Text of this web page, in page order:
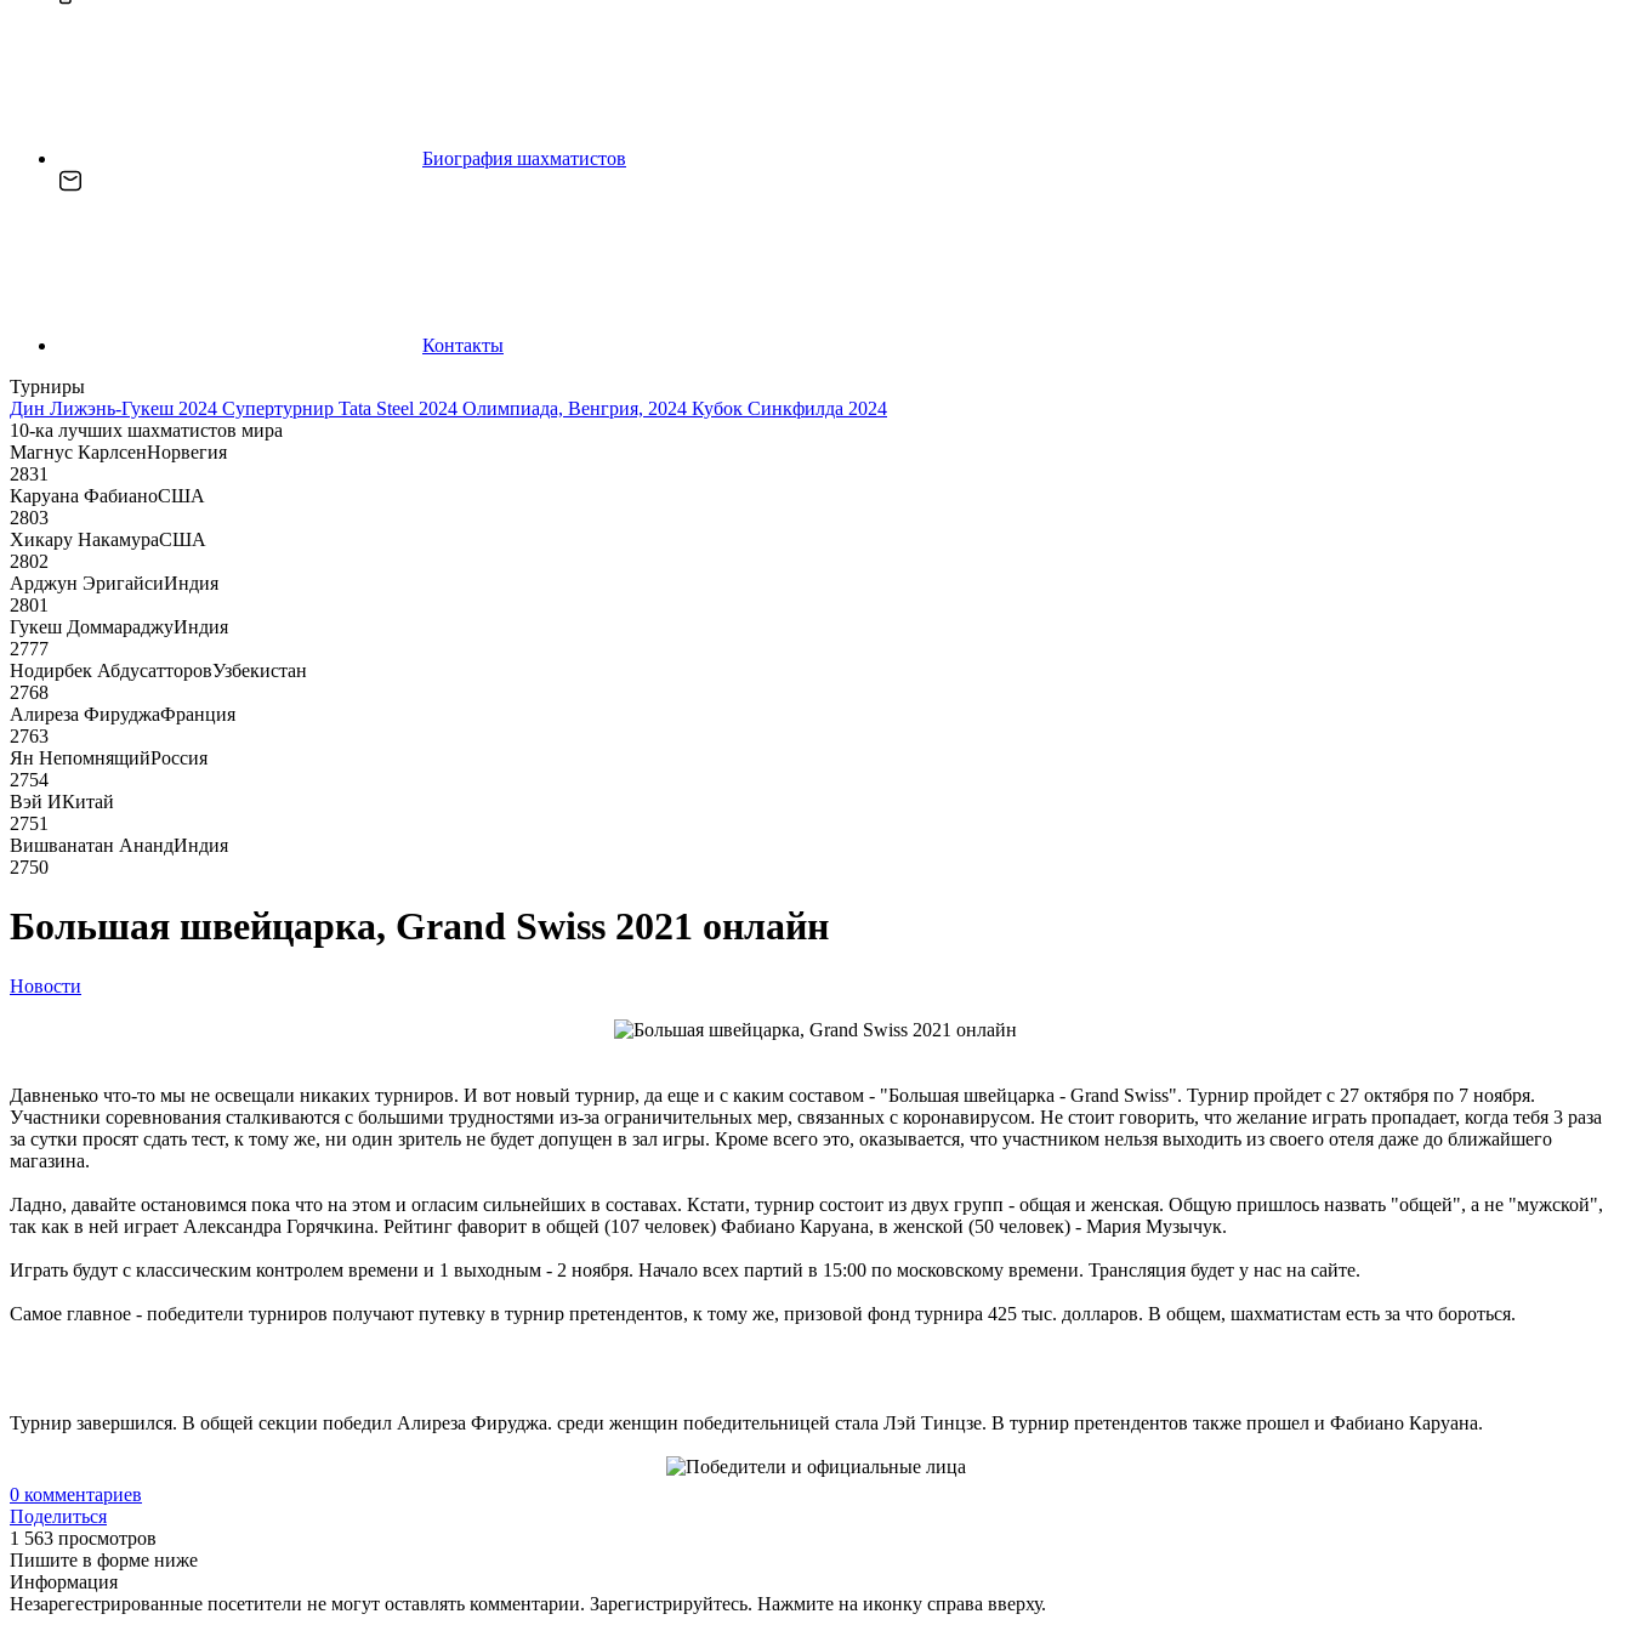
Биография шахматистов
Контакты
Турниры
Дин Лижэнь-Гукеш 2024 Супертурнир Tata Steel 2024 Олимпиада, Венгрия, 2024 Кубок Синкфилда 2024
10-ка лучших шахматистов мира
Магнус КарлсенНорвегия
2831
Каруана ФабианоСША
2803
Хикару НакамураСША
2802
Арджун ЭригайсиИндия
2801
Гукеш ДоммараджуИндия
2777
Нодирбек АбдусатторовУзбекистан
2768
Алиреза ФируджаФранция
2763
Ян НепомнящийРоссия
2754
Вэй ИКитай
2751
Вишванатан АнандИндия
2750
Большая швейцарка, Grand Swiss 2021 онлайн
Новости
Давненько что-то мы не освещали никаких турниров. И вот новый турнир, да еще и с каким составом - "Большая швейцарка - Grand Swiss". Турнир пройдет с 27 октября по 7 ноября.
Участники соревнования сталкиваются с большими трудностями из-за ограничительных мер, связанных с коронавирусом. Не стоит говорить, что желание играть пропадает, когда тебя 3 раза
за сутки просят сдать тест, к тому же, ни один зритель не будет допущен в зал игры. Кроме всего это, оказывается, что участником нельзя выходить из своего отеля даже до ближайшего
магазина.
Ладно, давайте остановимся пока что на этом и огласим сильнейших в составах. Кстати, турнир состоит из двух групп - общая и женская. Общую пришлось назвать "общей", а не "мужской",
так как в ней играет Александра Горячкина. Рейтинг фаворит в общей (107 человек) Фабиано Каруана, в женской (50 человек) - Мария Музычук.
Играть будут с классическим контролем времени и 1 выходным - 2 ноября. Начало всех партий в 15:00 по московскому времени. Трансляция будет у нас на сайте.
Самое главное - победители турниров получают путевку в турнир претендентов, к тому же, призовой фонд турнира 425 тыс. долларов. В общем, шахматистам есть за что бороться.
Турнир завершился. В общей секции победил Алиреза Фируджа. среди женщин победительницей стала Лэй Тинцзе. В турнир претендентов также прошел и Фабиано Каруана.
0 комментариев
Поделиться
1 563 просмотров
Пишите в форме ниже
Информация
Незарегестрированные посетители не могут оставлять комментарии. Зарегистрируйтесь. Нажмите на иконку справа вверху.